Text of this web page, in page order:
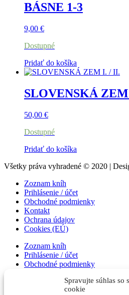
Spravujte súhlas so
cookie
BÁSNE 1-3
9,00 €
Dostupné
Pridať do košíka
SLOVENSKÁ
50,00 €
Dostupné
Pridať do košíka
Všetky práva vyhradené © 2020 |
Zoznam kníh
Prihlásenie / účet
Obchodné podmienky
Kontakt
Ochrana údajov
Cookies (EÚ)
Zoznam kníh
Prihlásenie / účet
Obchodné podmienky
Ochrana údajov
Cookies (EÚ)